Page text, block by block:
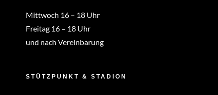
Mittwoch 16 – 18 Uhr
Freitag 16 – 18 Uhr
und nach Vereinbarung
STÜTZPUNKT & STADION